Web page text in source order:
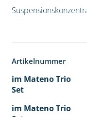
Artikelnummer
im Mateno Trio
Set
im Mateno Trio